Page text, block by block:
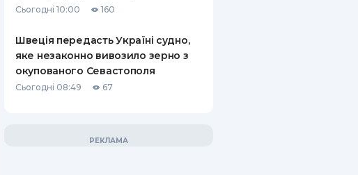
Сьогодні 10:00 160
Швеція передасть Україні судно,
яке незаконно вивозило зерно з
окупованого Севастополя
Сьогодні 08:49 67